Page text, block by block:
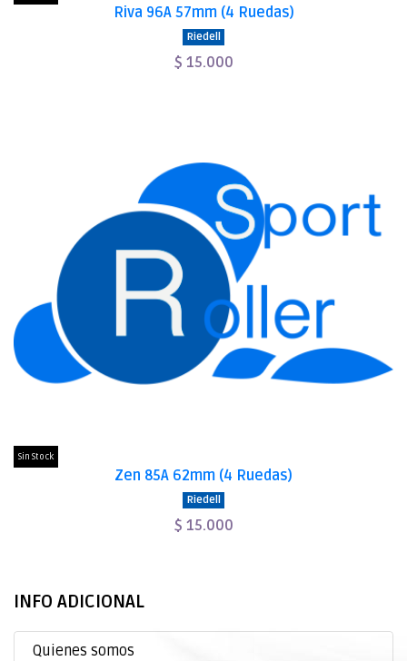
Riva 96A 57mm (4 Ruedas)
Riedell
$ 15.000
Sin Stock
Zen 85A 62mm (4 Ruedas)
Riedell
$ 15.000
INFO ADICIONAL
Quienes somos